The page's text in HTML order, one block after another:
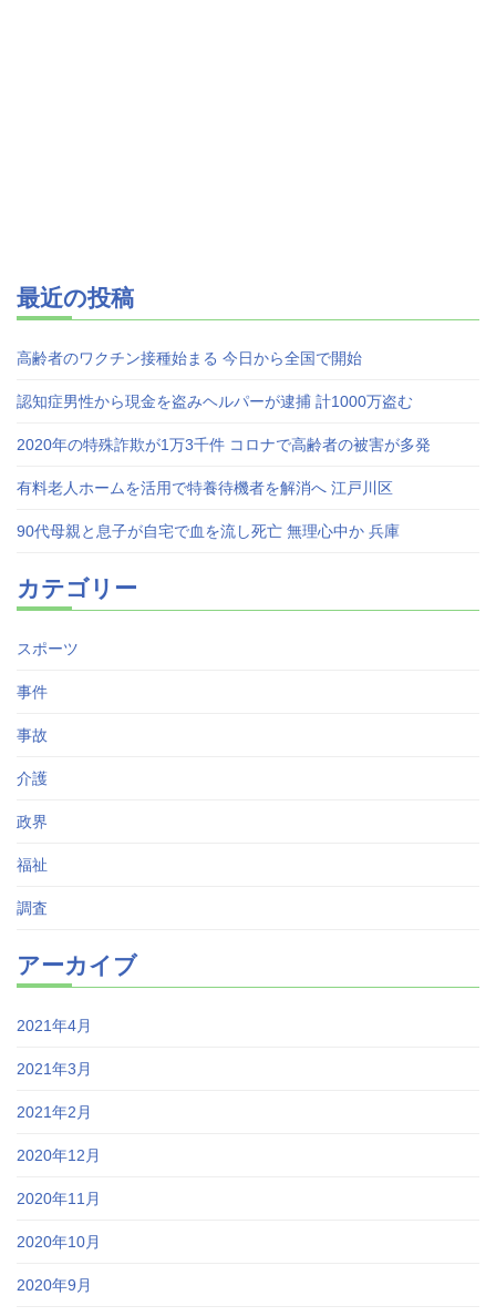
最近の投稿
高齢者のワクチン接種始まる 今日から全国で開始
認知症男性から現金を盗みヘルパーが逮捕 計1000万盗む
2020年の特殊詐欺が1万3千件 コロナで高齢者の被害が多発
有料老人ホームを活用で特養待機者を解消へ 江戸川区
90代母親と息子が自宅で血を流し死亡 無理心中か 兵庫
カテゴリー
スポーツ
事件
事故
介護
政界
福祉
調査
アーカイブ
2021年4月
2021年3月
2021年2月
2020年12月
2020年11月
2020年10月
2020年9月